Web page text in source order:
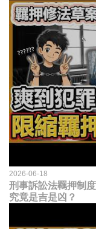
2026-06-18
刑事訴訟法羈押制
究竟是吉是凶？